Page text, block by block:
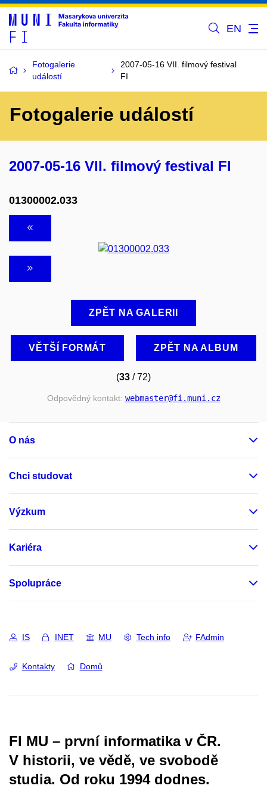
EN
Fotogalerie
událostí
2007-05-16 VII. filmový festival
FI
Fotogalerie událostí
2007-05-16 VII. filmový festival FI
01300002.033
ZPĚT NA GALERII
VĚTŠÍ FORMÁT ZPĚT NA ALBUM
(33 / 72)
Odpovědný kontakt: webmaster@fi.muni.cz
O nás
Chci studovat
Výzkum
Kariéra
Spolupráce
IS INET MU Tech info FAdmin
Kontakty Domů
FI MU – první informatika v ČR.
V historii, ve vědě, ve svobodě
studia. Od roku 1994 dodnes.